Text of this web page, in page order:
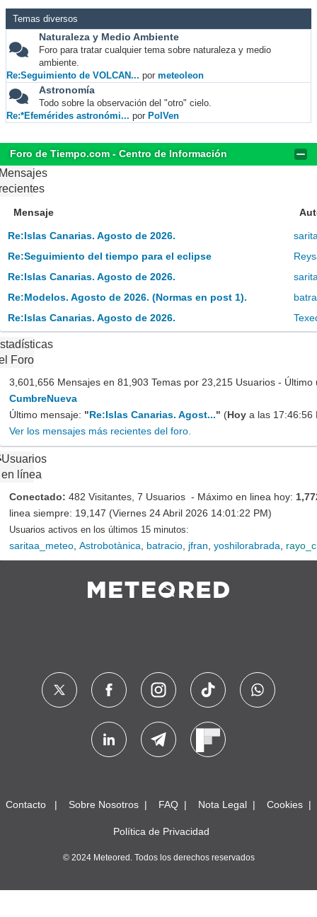
Temas diversos
Naturaleza y Medio Ambiente
Foro para tratar cualquier tema sobre naturaleza y medio
ambiente.
Re:Seguimiento de VOLCAN... por meteoleon
Astronomía
Todo sobre la observación del "otro" cielo.
Re:*Efemérides astronómi... por PolVen
Foro de Tiempo.com - Centro de Información
Mensaje
Re:Islas Canarias. Agosto de 2026.
Re:Seguimiento del tiempo para el eclipse
Re:Islas Canarias. Agosto de 2026.
Re:Modelos. Agosto de 2026. (Normas en post 1).
Re:Islas Canarias. Agosto de 2026.
Foro
3,601,656 Mensajes en 81,903 Temas por 23,215 Usuarios - Último
CumbreNueva
Último mensaje: "Re:Islas Canarias. Agost..." (Hoy a las 17:46:56
Ver los mensajes más recientes del foro.
Usuarios
en línea
Conectado: 482 Visitantes, 7 Usuarios - Máximo en linea hoy:
linea siempre: 19,147 (Viernes 24 Abril 2026 14:01:22 PM)
Usuarios activos en los últimos 15 minutos:
saritaa_meteo Astrobotànica batracio jfran yoshilorabrada
Contacto Sobre Nosotros FAQ Nota Legal Cookies
Política de Privacidad
© 2024 Meteored. Todos los derechos reservados